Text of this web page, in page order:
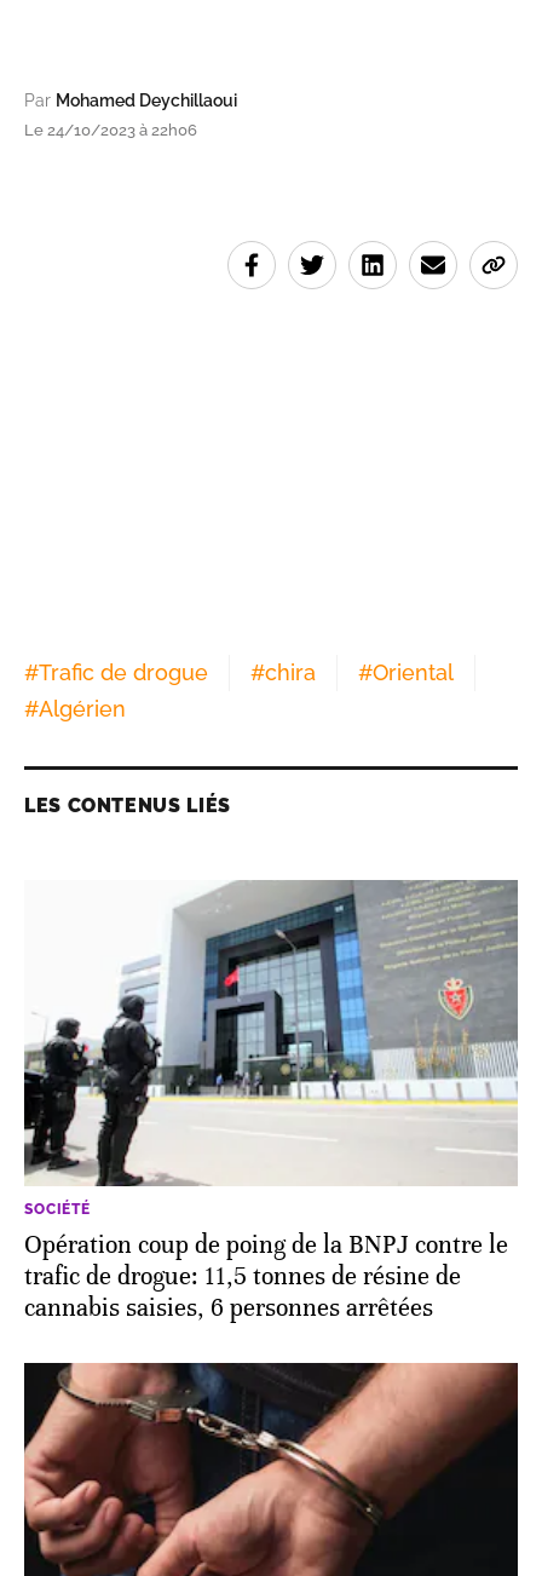
Par Mohamed Deychillaoui
Le 24/10/2023 à 22h06
#Trafic de drogue #chira #Oriental
#Algérien
LES CONTENUS LIÉS
SOCIÉTÉ
Opération coup de poing de la BNPJ contre le
trafic de drogue: 11,5 tonnes de résine de
cannabis saisies, 6 personnes arrêtées